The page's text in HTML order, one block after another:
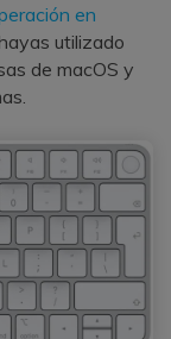
en
utilizado
de macOS y